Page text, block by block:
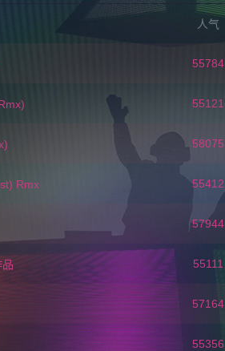
人气
55784
55121
58075
Rmx 55412
57944
55111
57164
55356